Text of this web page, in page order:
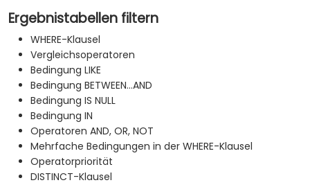
Ergebnistabellen filtern
WHERE-Klausel
Vergleichsoperatoren
Bedingung LIKE
Bedingung BETWEEN...AND
Bedingung IS NULL
Bedingung IN
Operatoren AND, OR, NOT
Mehrfache Bedingungen in der WHERE-Klausel
Operatorpriorität
DISTINCT-Klausel